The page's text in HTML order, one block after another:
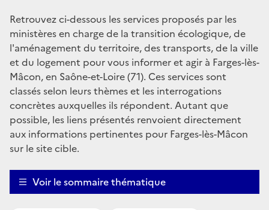
Retrouvez ci-dessous les services proposés par les
ministères en charge de la transition écologique, de
l'aménagement du territoire, des transports, de la ville
et du logement pour vous informer et agir à Farges-lès-
Mâcon, en Saône-et-Loire (71). Ces services sont
classés selon leurs thèmes et les interrogations
concrètes auxquelles ils répondent. Autant que
possible, les liens présentés renvoient directement
aux informations pertinentes pour Farges-lès-Mâcon
sur le site cible.
Voir le sommaire thématique